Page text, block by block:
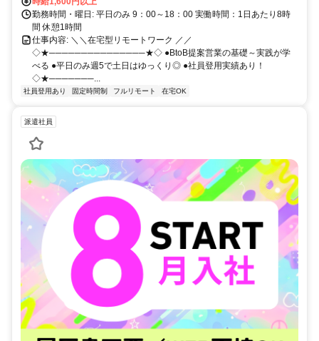
勤務時間・曜日: 平日のみ 9：00～18：00 実働時間：1日あたり8時
間 休憩1時間
仕事内容: ＼＼在宅型リモートワーク ／／
◇★───────────────★◇ ●BtoB提案営業の基礎～実践が学
べる ●平日のみ週5で土日はゆっくり◎ ●社員登用実績あり！
◇★───────...
社員登用あり 固定時間制 フルリモート 在宅OK
派遣社員